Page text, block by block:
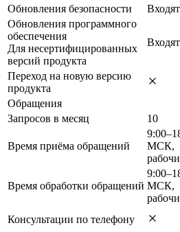
Обновления безопасности
Входят
Обновления программного
обеспечения
Для несертифицированных
версий продукта
Входят
Переход на новую версию
продукта
Обращения
Запросов в месяц
10
Время приёма обращений
МСК,
Время обработки обращений МСК,
Консультации по телефону